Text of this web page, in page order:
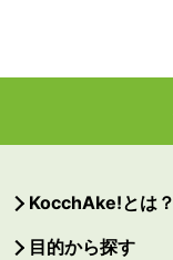
KocchAke!とは？
目的から探す